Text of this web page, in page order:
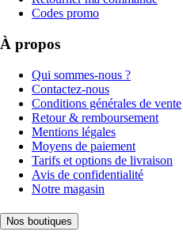
Codes promo
À propos
Qui sommes-nous ?
Contactez-nous
Conditions générales de vente
Retour & remboursement
Mentions légales
Moyens de paiement
Tarifs et options de livraison
Avis de confidentialité
Notre magasin
Nos boutiques